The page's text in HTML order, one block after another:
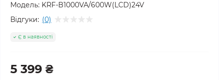
Модель: KRF-B1000VA/600W(LCD)24V
Відгуки: (0)
Є в наявності
5 399 ₴